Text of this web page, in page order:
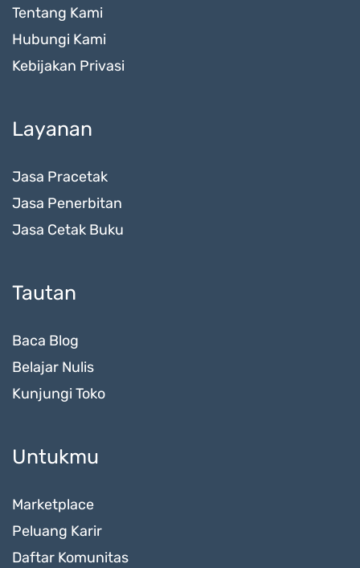
Tentang Kami
Hubungi Kami
Kebijakan Privasi
Layanan
Jasa Pracetak
Jasa Penerbitan
Jasa Cetak Buku
Tautan
Baca Blog
Belajar Nulis
Kunjungi Toko
Untukmu
Marketplace
Peluang Karir
Daftar Komunitas